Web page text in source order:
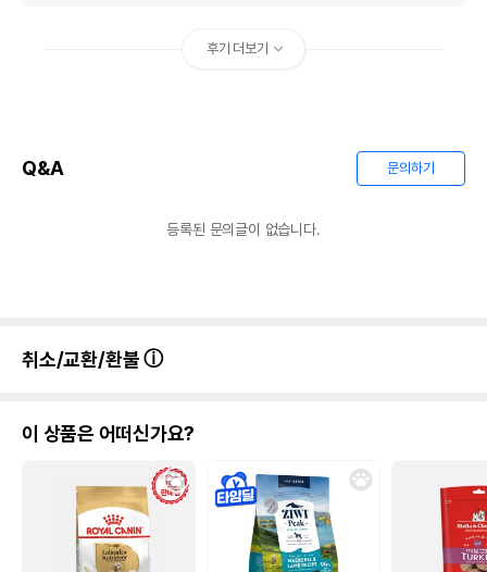
후기 더보기
Q&A 문의하기
등록된 문의글이 없습니다.
취소/교환/환불
이 상품은 어떠신가요?